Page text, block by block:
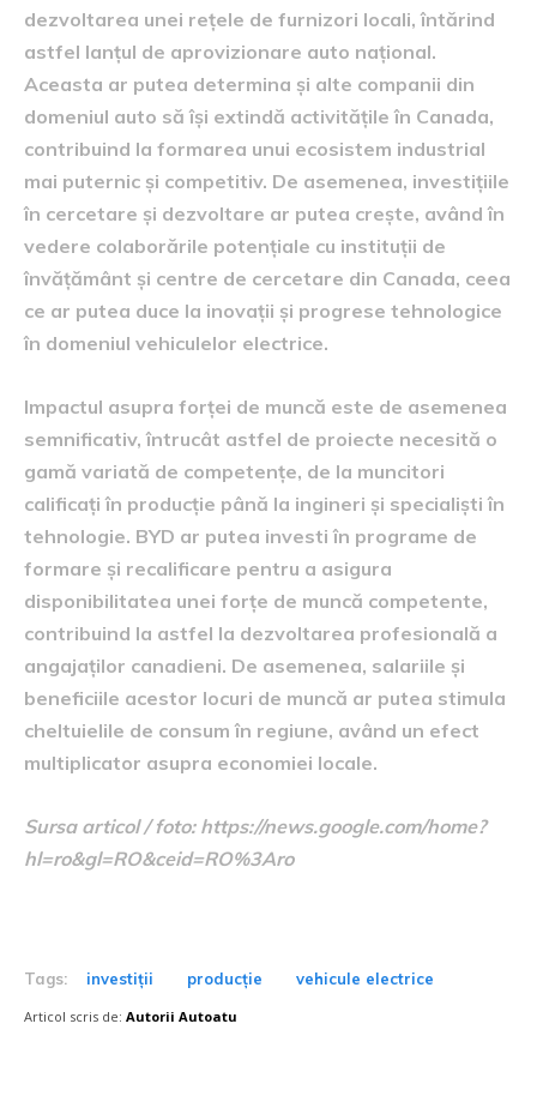
dezvoltarea unei rețele de furnizori locali, întărind
astfel lanțul de aprovizionare auto național.
Aceasta ar putea determina și alte companii din
domeniul auto să își extindă activitățile în Canada,
contribuind la formarea unui ecosistem industrial
mai puternic și competitiv. De asemenea, investițiile
în cercetare și dezvoltare ar putea crește, având în
vedere colaborările potențiale cu instituții de
învățământ și centre de cercetare din Canada, ceea
ce ar putea duce la inovații și progrese tehnologice
în domeniul vehiculelor electrice.
Impactul asupra forței de muncă este de asemenea
semnificativ, întrucât astfel de proiecte necesită o
gamă variată de competențe, de la muncitori
calificați în producție până la ingineri și specialiști în
tehnologie. BYD ar putea investi în programe de
formare și recalificare pentru a asigura
disponibilitatea unei forțe de muncă competente,
contribuind la astfel la dezvoltarea profesională a
angajaților canadieni. De asemenea, salariile și
beneficiile acestor locuri de muncă ar putea stimula
cheltuielile de consum în regiune, având un efect
multiplicator asupra economiei locale.
Sursa articol / foto: https://news.google.com/home?
hl=ro&gl=RO&ceid=RO%3Aro
Tags: investiții producție vehicule electrice
Articol scris de: Autorii Autoatu